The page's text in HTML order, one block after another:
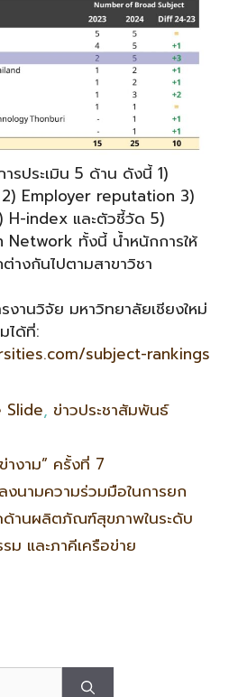
รประเมิน 5 ด้าน ดังนี้ 1)
Employer reputation 3)
index และตัวชี้วัด 5)
ทั้งนี้ น้ำหนักการให้
างกันไปตามสาขาวิชา
านวิจัย มหาวิทยาลัยเชียงใหม่
ได้ที่:
subject-rankings
Slide, ข่าวประชาสัมพันธ์
งาม” ครั้งที่ 7
นามความร่วมมือในการยก
ด้านผลิตภัณฑ์สุขภาพในระดับ
ม และภาคีเครือข่าย